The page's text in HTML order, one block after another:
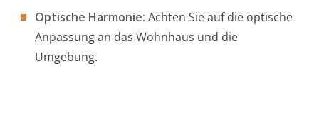
Optische Harmonie: Achten Sie auf die optische
Anpassung an das Wohnhaus und die
Umgebung.